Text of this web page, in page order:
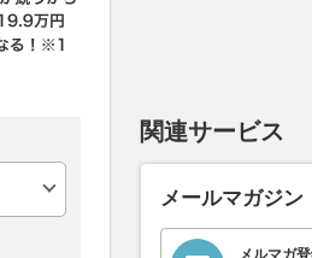
関連サービス
メールマガジン
メルマガ